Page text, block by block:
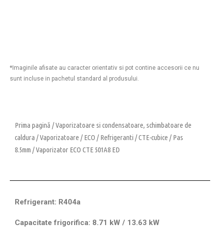
*Imaginile afisate au caracter orientativ si pot contine accesorii ce nu
sunt incluse in pachetul standard al produsului.
Prima pagină /Vaporizatoare si condensatoare, schimbatoare de
caldura /Vaporizatoare /ECO /Refrigeranti /CTE-cubice /Pas
8.5mm / Vaporizator ECO CTE 501A8 ED
Refrigerant: R404a
Capacitate frigorifica: 8.71 kW / 13.63 kW